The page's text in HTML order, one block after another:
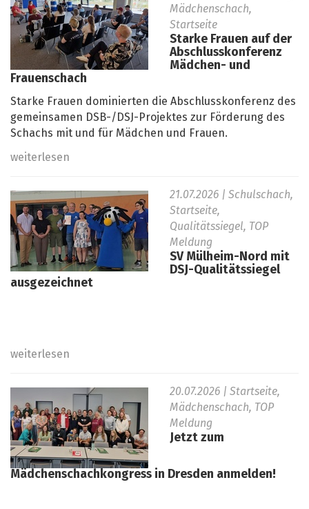
Mädchenschach,
Startseite
Starke Frauen auf der
Abschlusskonferenz
Mädchen- und
Frauenschach
Starke Frauen dominierten die Abschlusskonferenz des
gemeinsamen DSB-/DSJ-Projektes zur Förderung des
Schachs mit und für Mädchen und Frauen.
weiterlesen
21.07.2026 | Schulschach,
Startseite,
Qualitätssiegel, TOP
Meldung
SV Mülheim-Nord mit
DSJ-Qualitätssiegel
ausgezeichnet
weiterlesen
20.07.2026 | Startseite,
Mädchenschach, TOP
Meldung
Jetzt zum
Mädchenschachkongress in Dresden anmelden!